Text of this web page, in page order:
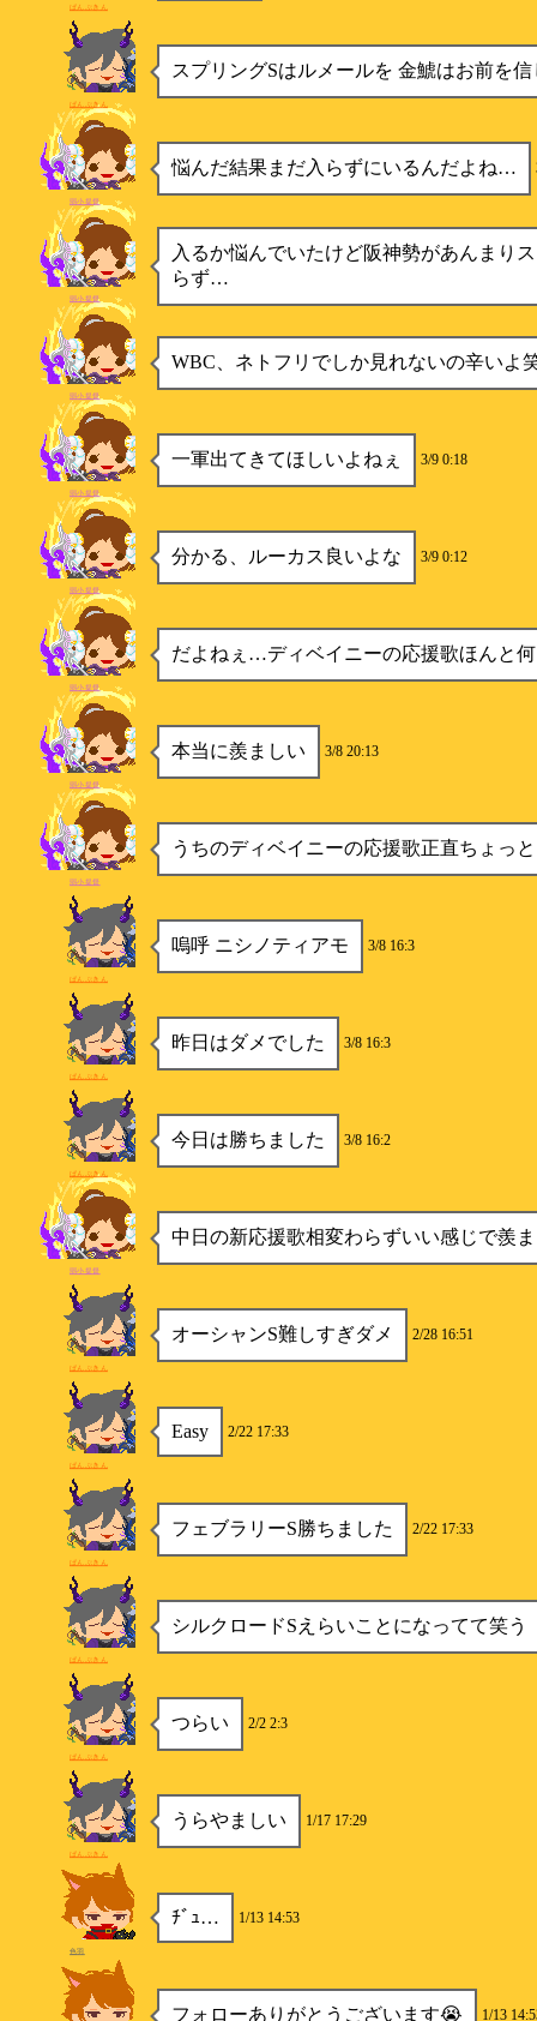
ぱんぷきん
スプリングSはルメールを 金鯱はお前を信
ぱんぷきん
悩んだ結果まだ入らずにいるんだよね…
弱小提督
入るか悩んでいたけど阪神勢があんまり
らず…
弱小提督
WBC、ネトフリでしか見れないの辛いよ
弱小提督
一軍出てきてほしいよねぇ 3/9 0:18
弱小提督
分かる、ルーカス良いよな 3/9 0:12
弱小提督
だよねぇ…ディベイニーの応援歌ほんと
弱小提督
本当に羨ましい 3/8 20:13
弱小提督
うちのディベイニーの応援歌正直ちょっ
弱小提督
嗚呼 ニシノティアモ 3/8 16:3
ぱんぷきん
昨日はダメでした 3/8 16:3
ぱんぷきん
今日は勝ちました 3/8 16:2
ぱんぷきん
中日の新応援歌相変わらずいい感じで羨
弱小提督
オーシャンS難しすぎダメ 2/28 16:51
ぱんぷきん
Easy 2/22 17:33
ぱんぷきん
フェブラリーS勝ちました 2/22 17:33
ぱんぷきん
シルクロードSえらいことになってて笑う
ぱんぷきん
つらい 2/2 2:3
ぱんぷきん
うらやましい 1/17 17:29
ぱんぷきん
ﾁﾞｭ… 1/13 14:53
色羽
フォローありがとうございます😭 1/13